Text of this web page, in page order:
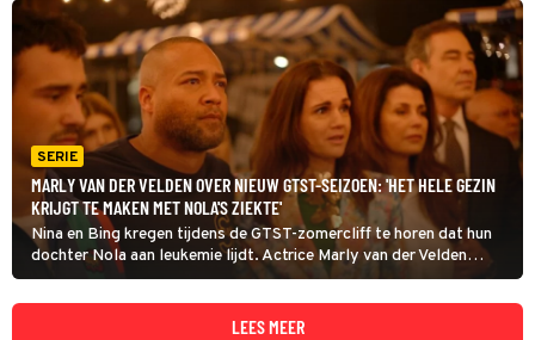
SERIE
MARLY VAN DER VELDEN OVER NIEUW GTST-SEIZOEN: 'HET HELE GEZIN
KRIJGT TE MAKEN MET NOLA'S ZIEKTE'
Nina en Bing kregen tijdens de GTST-zomercliff te horen dat hun
dochter Nola aan leukemie lijdt. Actrice Marly van der Velden
(Nina) blikt vooruit op een emotioneel zwaarbeladen seizoen mét
lichtpuntjes.
LEES MEER